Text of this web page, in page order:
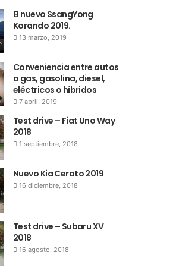
El nuevo SsangYong
Korando 2019.
13 marzo, 2019
Conveniencia entre autos
a gas, gasolina, diesel,
eléctricos o híbridos
7 abril, 2019
Test drive – Fiat Uno Way
2018
1 septiembre, 2018
Nuevo Kia Cerato 2019
16 diciembre, 2018
Test drive – Subaru XV
2018
16 agosto, 2018